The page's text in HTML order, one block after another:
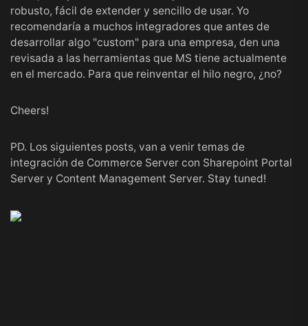
robusto, fácil de extender y sencillo de usar. Yo
recomendaría a muchos integradores que antes de
desarrollar algo "custom" para una empresa, den una
revisada a las herramientas que MS tiene actualmente
en el mercado. Para que reinventar el hilo negro, ¿no?
Cheers!
PD. Los siguientes posts, van a venir temas de
integración de Commerce Server con Sharepoint Portal
Server y Content Management Server. Stay tuned!